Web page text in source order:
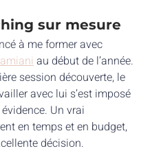
sur mesure
à me former avec
au début de l’année.
session découverte, le
avec lui s’est imposé
Un vrai
en temps et en budget,
décision.